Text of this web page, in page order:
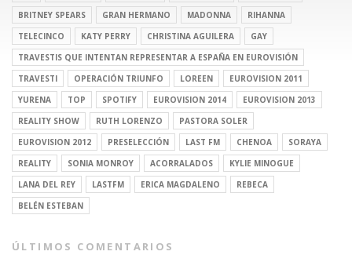
BRITNEY SPEARS
GRAN HERMANO MADONNA
RIHANNA
TELECINCO
KATY PERRY CHRISTINA AGUILERA
GAY
TRAVESTIS QUE INTENTAN REPRESENTAR A ESPAÑA EN EUROVISIÓN
TRAVESTI
OPERACIÓN TRIUNFO LOREEN
EUROVISION 2011
YURENA
TOP SPOTIFY EUROVISION 2014
EUROVISION 2013
REALITY SHOW
RUTH LORENZO
PASTORA SOLER
EUROVISION 2012
PRESELECCIÓN LAST FM CHENOA
SORAYA
REALITY
SONIA MONROY ACORRALADOS
KYLIE MINOGUE
LANA DEL REY
LASTFM ERICA MAGDALENO
REBECA
BELÉN ESTEBAN
ÚLTIMOS COMENTARIOS